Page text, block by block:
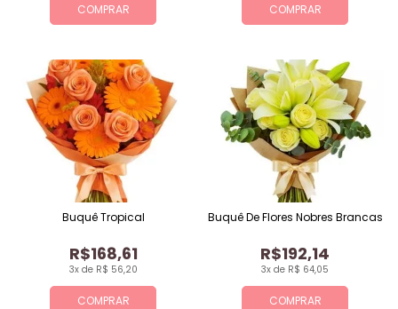
COMPRAR COMPRAR
COMPRAR
3x de R$ 56,20
R$168,61
Buquê Tropical
COMPRAR
3x de R$ 64,05
R$192,14
Buquê De Flores Nobres Brancas